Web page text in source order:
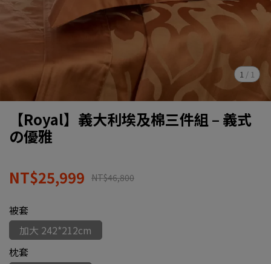
1 / 1
【Royal】義大利埃及棉三件組 – 義式
の優雅
NT$25,999 NT$46,800
被套
加大 242*212cm
枕套